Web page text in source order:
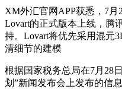
XM外汇官网APP获悉，7
Lovart的正式版本上线，腾
持。Lovart将优先采用混元
清细节的建模
根据国家税务总局在7月28
划”新闻发布会上发布的信